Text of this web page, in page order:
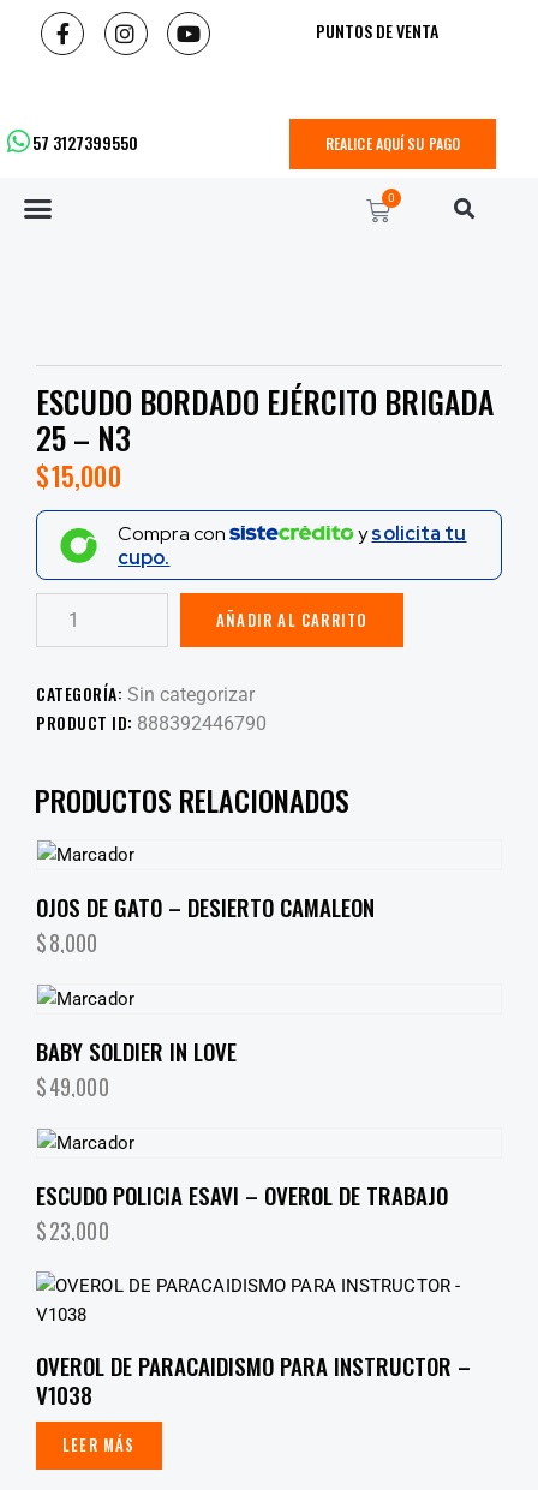
PUNTOS DE VENTA
57 3127399550 REALICE AQUÍ SU PAGO
0
ESCUDO BORDADO EJÉRCITO BRIGADA
25 – N3
$15,000
Compra con ysolicita tu
cupo.
AÑADIR AL CARRITO
CATEGORÍA: Sin categorizar
PRODUCT ID: 888392446790
PRODUCTOS RELACIONADOS
OJOS DE GATO – DESIERTO CAMALEON
$8,000
BABY SOLDIER IN LOVE
$49,000
ESCUDO POLICIA ESAVI – OVEROL DE TRABAJO
$23,000
OVEROL DE PARACAIDISMO PARA INSTRUCTOR –
V1038
LEER MÁS